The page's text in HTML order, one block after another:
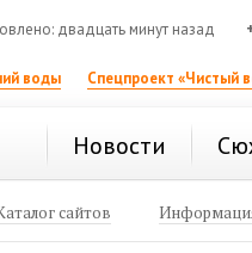
двадцать минут назад
воды Спецпроект «Чистый
Новости
сайтов